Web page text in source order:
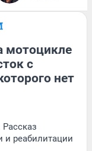
мотоцикле
с
нет
и реабилитации